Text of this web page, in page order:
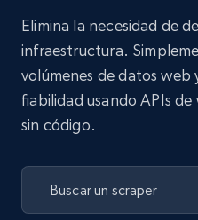
Elimina la necesidad de
infraestructura.
volúmenes de datos web
fiabilidad usando APIs
sin código.